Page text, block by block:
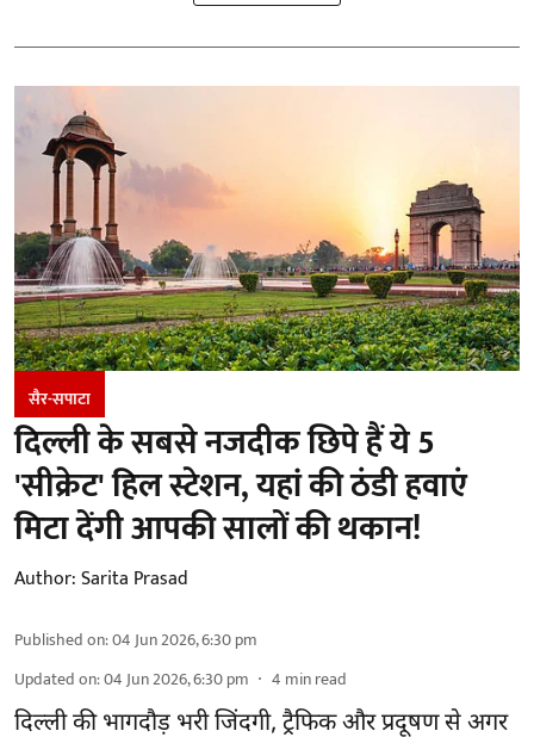
सैर-सपाटा
दिल्ली के सबसे नजदीक छिपे हैं ये 5
'सीक्रेट' हिल स्टेशन, यहां की ठंडी हवाएं
मिटा देंगी आपकी सालों की थकान!
Author:Sarita Prasad
Published on:04 Jun 2026, 6:30 pm
Updated on:04 Jun 2026, 6:30 pm 4 min read
दिल्ली की भागदौड़ भरी जिंदगी, ट्रैफिक और प्रदूषण से अगर